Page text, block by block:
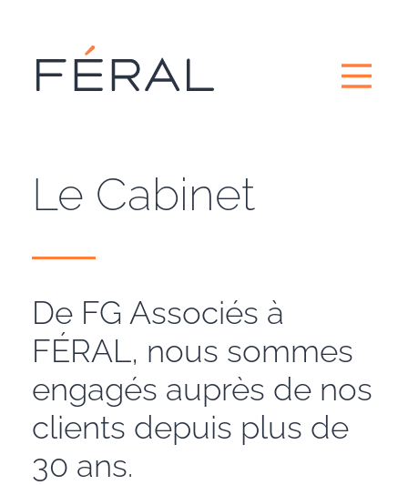
Le Cabinet
De FG Associés à
FÉRAL, nous sommes
engagés auprès de nos
clients depuis plus de
30 ans.